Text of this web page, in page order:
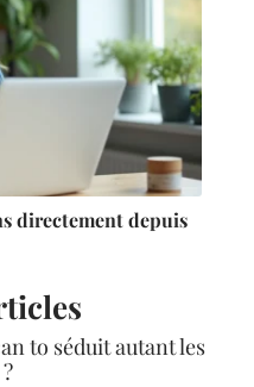
directement depuis
to séduit autant les